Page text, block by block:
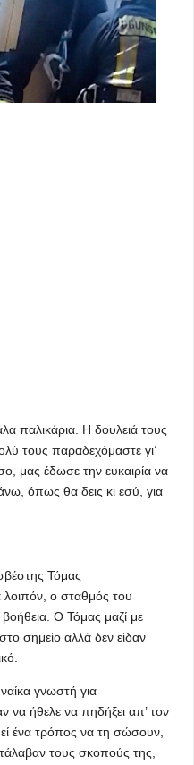
παλικάρια. Η δουλειά τους
τους παραδεχόμαστε γι’
μας έδωσε την ευκαιρία να
όπως θα δεις κι εσύ, για
Τόμας
ο σταθμός του
Ο Τόμας μαζί με
σημείο αλλά δεν είδαν
γνωστή για
να ήθελε να πηδήξει απ’ τον
ένα τρόπος να τη σώσουν,
τους σκοπούς της,